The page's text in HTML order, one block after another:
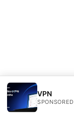
VPN
SPONSORED